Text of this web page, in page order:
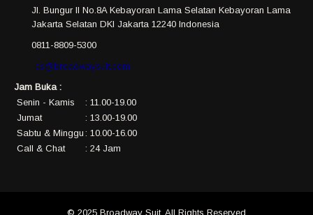
Jl. Bungur II No.8A Kebayoran Lama Selatan Kebayoran Lama
Jakarta Selatan DKI Jakarta 12240 Indonesia
0811-8809-5300
cs@broadwaysuit.com
Jam Buka :
Senin - Kamis
: 11.00-19.00
Jumat
: 13.00-19.00
Sabtu & Minggu : 10.00-16.00
Call & Chat
: 24 Jam
© 2025 Broadway Suit. All Rights Reserved